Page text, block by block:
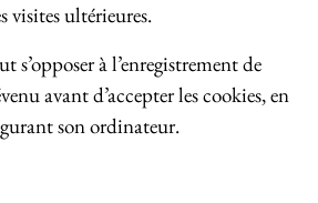
visites ultérieures.
s’opposer à l’enregistrement de
avant d’accepter les cookies, en
son ordinateur.